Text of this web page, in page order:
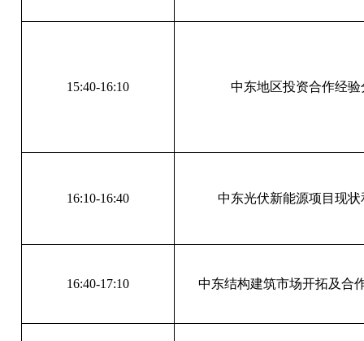
15:40-16:10 中东地区投资合作经验
16:10-16:40 中东光伏新能源项目现状
16:40-17:10 中东结构建筑市场开拓及合